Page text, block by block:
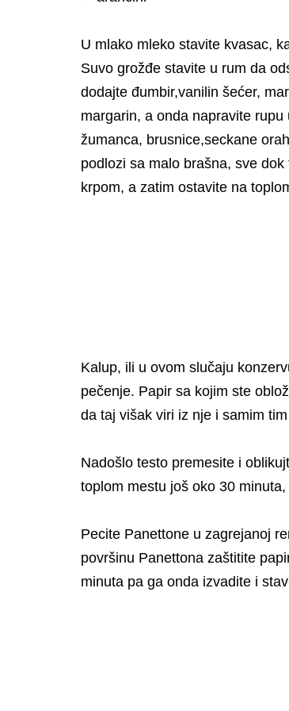
U mlako mleko stavite kvasac,
Suvo grožđe stavite u rum da
dodajte đumbir,vanilin šećer,
margarin, a onda napravite
žumanca, brusnice,seckane
podlozi sa malo brašna, sve
krpom, a zatim ostavite na
Kalup, ili u ovom slučaju
pečenje. Papir sa kojim ste
da taj višak viri iz nje i samim
Nadošlo testo premesite i
toplom mestu još oko 30
Pecite Panettone u zagrejanoj
površinu Panettona zaštitite
minuta pa ga onda izvadite i